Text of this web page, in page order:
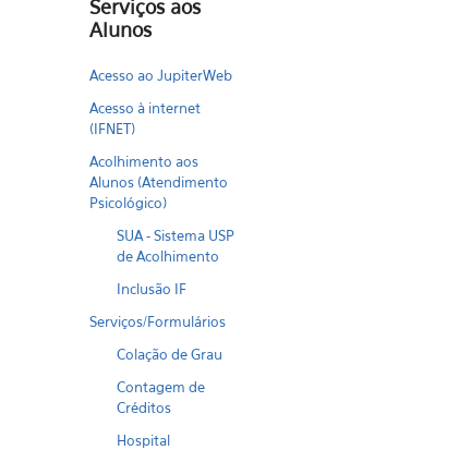
Serviços aos
Alunos
Acesso ao JupiterWeb
Acesso à internet
(IFNET)
Acolhimento aos
Alunos (Atendimento
Psicológico)
SUA - Sistema USP
de Acolhimento
Inclusão IF
Serviços/Formulários
Colação de Grau
Contagem de
Créditos
Hospital